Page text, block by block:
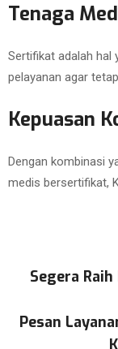
Tenaga
Sertifikat adalah hal
pelayanan agar
Kepuasan
Dengan kombinasi
medis bersertifikat,
Segera
Pesan